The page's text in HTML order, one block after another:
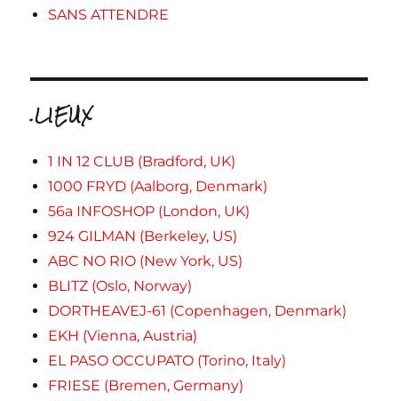
SANS ATTENDRE
.LIEUX
1 IN 12 CLUB (Bradford, UK)
1000 FRYD (Aalborg, Denmark)
56a INFOSHOP (London, UK)
924 GILMAN (Berkeley, US)
ABC NO RIO (New York, US)
BLITZ (Oslo, Norway)
DORTHEAVEJ-61 (Copenhagen, Denmark)
EKH (Vienna, Austria)
EL PASO OCCUPATO (Torino, Italy)
FRIESE (Bremen, Germany)